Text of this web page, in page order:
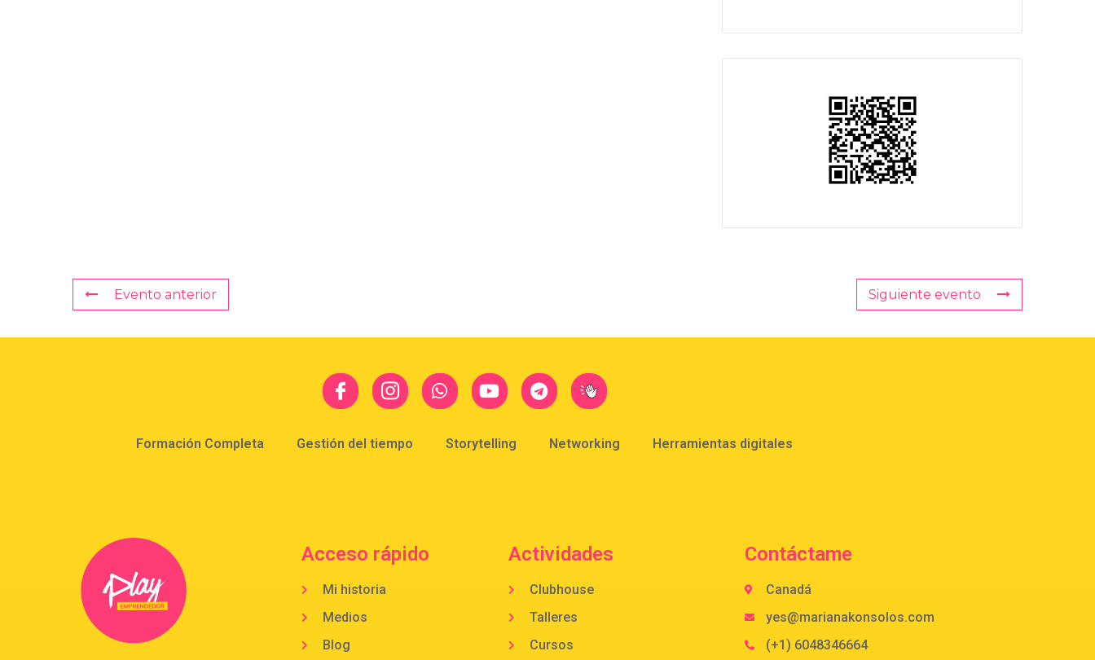
Evento anterior Siguiente evento
Formación Completa Gestión del tiempo Storytelling Networking Herramientas digitales
Acceso rápido
Mi historia
Medios
Blog
Actividades
Clubhouse
Talleres
Cursos
Contáctame
Canadá
yes@marianakonsolos.com
(+1) 6048346664